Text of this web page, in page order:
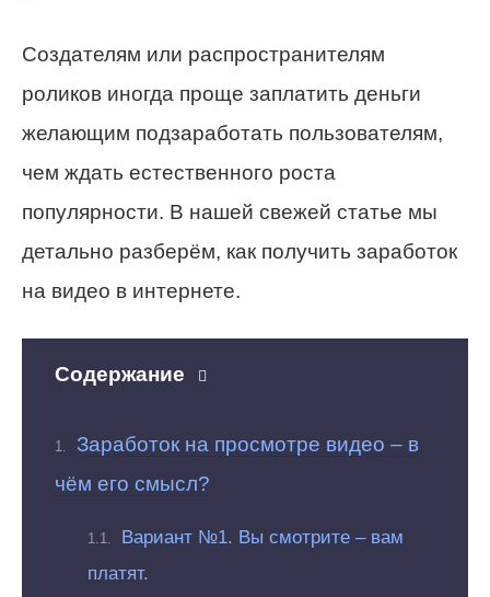
Создателям или распространителям
роликов иногда проще заплатить деньги
желающим подзаработать пользователям,
чем ждать естественного роста
популярности. В нашей свежей статье мы
детально разберём, как получить заработок
на видео в интернете.
Содержание
Заработок на просмотре видео – в
чём его смысл?
Вариант №1. Вы смотрите – вам
платят.